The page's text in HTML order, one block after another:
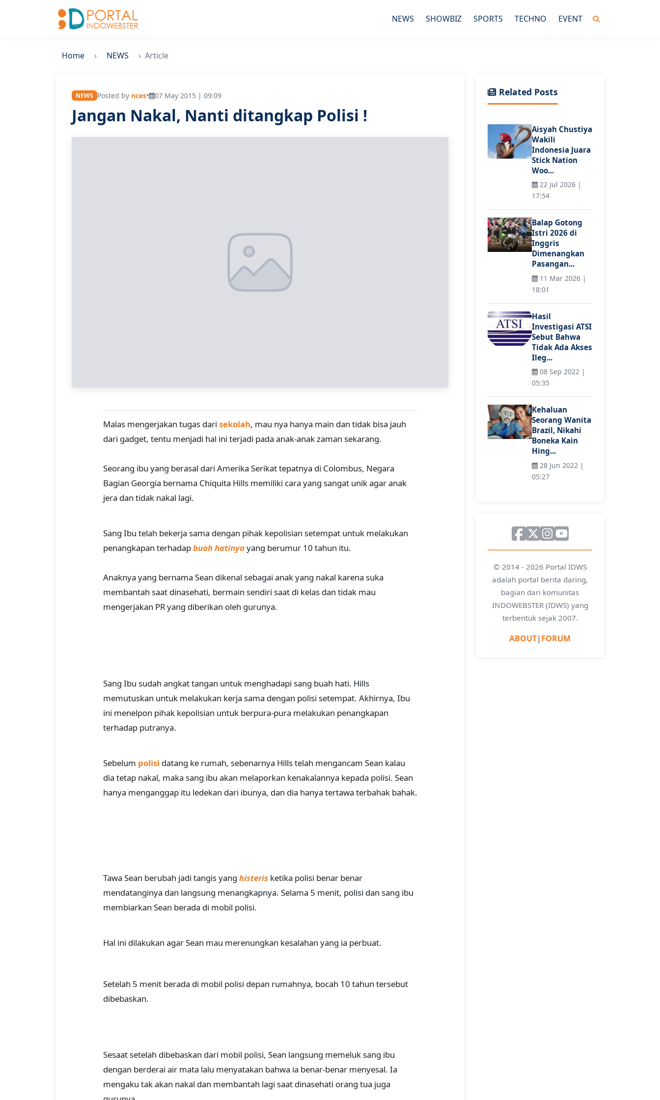
NEWS SHOWBIZ SPORTS TECHNO EVENT
Home NEWS Article
NEWS Posted by nces• 07 May 2015 | 09:09
Jangan Nakal, Nanti ditangkap Polisi !
Malas mengerjakan tugas dari sekolah, mau nya hanya main dan tidak bisa jauh
dari gadget, tentu menjadi hal ini terjadi pada anak-anak zaman sekarang.
Seorang ibu yang berasal dari Amerika Serikat tepatnya di Colombus, Negara
Bagian Georgia bernama Chiquita Hills memiliki cara yang sangat unik agar anak
jera dan tidak nakal lagi.
Sang Ibu telah bekerja sama dengan pihak kepolisian setempat untuk melakukan
penangkapan terhadapbuah hatinyayang berumur 10 tahun itu.
Anaknya yang bernama Sean dikenal sebagai anak yang nakal karena suka
membantah saat dinasehati, bermain sendiri saat di kelas dan tidak mau
mengerjakan PR yang diberikan oleh gurunya.
Sang Ibu sudah angkat tangan untuk menghadapi sang buah hati. Hills
memutuskan untuk melakukan kerja sama dengan polisi setempat. Akhirnya, Ibu
ini menelpon pihak kepolisian untuk berpura-pura melakukan penangkapan
terhadap putranya.
Sebelum polisi datang ke rumah, sebenarnya Hills telah mengancam Sean kalau
dia tetap nakal, maka sang ibu akan melaporkan kenakalannya kepada polisi. Sean
hanya menganggap itu ledekan dari ibunya, dan dia hanya tertawa terbahak bahak.
Tawa Sean berubah jadi tangis yang histerisketika polisi benar benar
mendatanginya dan langsung menangkapnya. Selama 5 menit, polisi dan sang ibu
membiarkan Sean berada di mobil polisi.
Hal ini dilakukan agar Sean mau merenungkan kesalahan yang ia perbuat.
Setelah 5 menit berada di mobil polisi depan rumahnya, bocah 10 tahun tersebut
dibebaskan.
Sesaat setelah dibebaskan dari mobil polisi, Sean langsung memeluk sang ibu
dengan berderai air mata lalu menyatakan bahwa ia benar-benar menyesal. Ia
mengaku tak akan nakal dan membantah lagi saat dinasehati orang tua juga
Related Posts
Aisyah Chustiya
Wakili
Indonesia Juara
Stick Nation
Woo...
22 Jul 2026 |
17:54
Balap Gotong
Istri 2026 di
Inggris
Dimenangkan
Pasangan...
11 Mar 2026 |
18:01
Hasil
Investigasi ATSI
Sebut Bahwa
Tidak Ada Akses
Ileg...
08 Sep 2022 |
05:35
Kehaluan
Seorang Wanita
Brazil, Nikahi
Boneka Kain
Hing...
28 Jun 2022 |
05:27
© 2014 - 2026 Portal IDWS
adalah portal berita daring,
bagian dari komunitas
INDOWEBSTER (IDWS) yang
terbentuk sejak 2007.
ABOUT|FORUM